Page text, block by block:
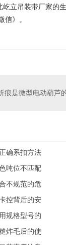
屹立吊装带厂家的
信》。
痕是微型电动葫芦
确系扣方法
吨位不匹配
不规范的危
控背后的安
规格型号的
炸毛后的使